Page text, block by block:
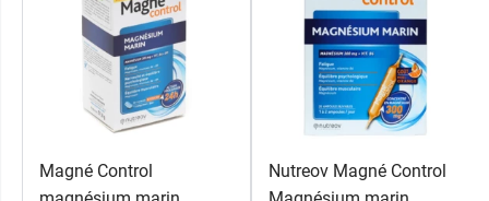
Magné Control
Nutreov Magné Control